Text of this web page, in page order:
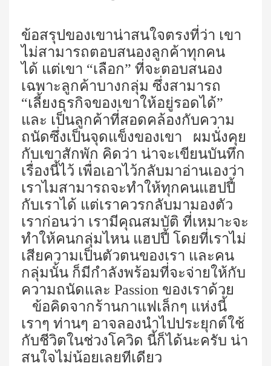
ข้อสรุปของเขาน่าสนใจตรงที่ว่า เขา
ไม่สามารถตอบสนองลูกค้าทุกคน
ได้ แต่เขา “เลือก” ที่จะตอบสนอง
เฉพาะลูกค้าบางกลุ่ม ซึ่งสามารถ
“เลี้ยงธุรกิจของเขาให้อยู่รอดได้”
และ เป็นลูกค้าที่สอดคล้องกับความ
ถนัดซึ่งเป็นจุดแข็งของเขา ผมนั่งคุย
กับเขาสักพัก คิดว่า น่าจะเขียนบันทึก
เรื่องนี้ไว้ เพื่อเอาไว้กลับมาอ่านเองว่า
เราไมสามารถจะทำให้ทุกคนแฮปปี้
กับเราได้ แต่เราควรกลับมามองตัว
เราก่อนว่า เรามีคุณสมบัติ ที่เหมาะจะ
ทำให้คนกลุ่มไหน แฮปปี้ โดยที่เราไม่
เสียความเป็นตัวตนของเรา และคน
กลุ่มนั้น ก็มีกำลังพร้อมที่จะจ่ายให้กับ
ความถนัดและ Passion ของเราด้วย
ข้อคิดจากร้านกาแฟเล็กๆ แห่งนี้
เราๆ ท่านๆ อาจลองนำไปประยุกต์ใช้
กับชีวิตในช่วงโควิด นี้ก็ได้นะครับ น่า
สนใจไม่น้อยเลยทีเดียว